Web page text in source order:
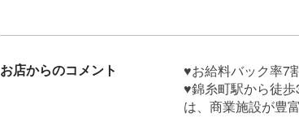
お店からのコメント
♥お給料バック率7
♥錦糸町駅から徒
は、商業施設が豊